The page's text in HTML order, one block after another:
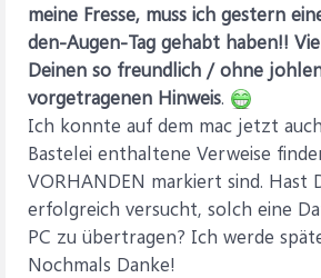
meine Fresse, muss ich gestern
den-Augen-Tag gehabt haben!!
Deinen so freundlich / ohne
vorgetragenen Hinweis.
Ich konnte auf dem mac jetzt
Bastelei enthaltene Verweise
VORHANDEN markiert sind. Hast
erfolgreich versucht, solch eine
PC zu übertragen? Ich werde
Nochmals Danke!